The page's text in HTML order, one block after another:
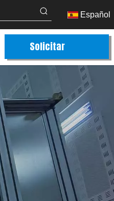
Español
Solicitar